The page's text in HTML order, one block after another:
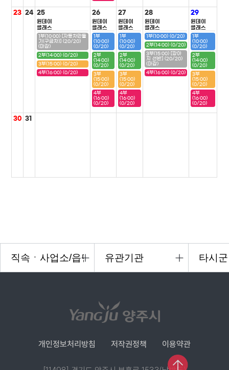
23 24 25
원데이
클래스
1부(10:00) [자동차만들
기(구급차)] (20/20)
(마감)
2부(14:00) (0/20)
3부(15:00) (0/20)
4부(16:00) (0/20)
26
원데이
클래스
1부
(10:00)
(0/20)
2부
(14:00)
(0/20)
3부
(15:00)
(0/20)
4부
(16:00)
(0/20)
27
원데이
클래스
1부
(10:00)
(0/20)
2부
(14:00)
(0/20)
3부
(15:00)
(0/20)
4부
(16:00)
(0/20)
28
원데이
클래스
1부(10:00) (0/20)
2부(14:00) (0/20)
3부(15:00) [강아
지 선반] (20/20)
(마감)
4부(16:00) (0/20)
29
원데이
클래스
1부
(10:00)
(0/20)
2부
(14:00)
(0/20)
3부
(15:00)
(0/20)
4부
(16:00)
(0/20)
30 31
개인정보처리방침 저작권정책 이용약관